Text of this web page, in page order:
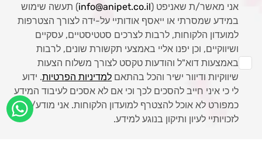
אני מאשר/ת שאניפט (info@anipet.co.il) תעשה שימוש
במידע שמסרתי או ייאסף אודותיי על-ידה לצורך הצטרפות
למועדון הלקוחות, לרבות לצרכים סטטיסטיים, עסקיים
ושיווקיים, וכן יפנו אליי באמצעי תקשורת שונים, לרבות
באמצעות דוא"ל והודעות טקסט לצורך משלוח הצעות
שיווקיות ודיוור ישיר והכל בהתאם למדיניות הפרטיות. ידוע
לי כי איני חייב להסכים לכך וכי אם לא אסכים לעיבוד המידע
כמפורט לא אוכל להצטרף למועדון הלקוחות. אני מודע/ת
לזכויותיי לעיון ותיקון בנוגע למידע.